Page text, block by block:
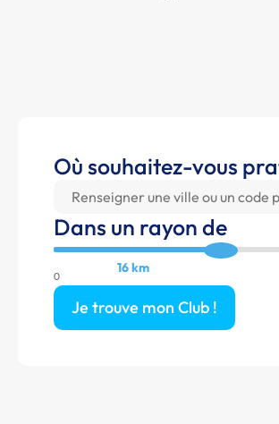
Où souhaitez-vous
Dans un rayon de
16 km
0
Je trouve mon Club !